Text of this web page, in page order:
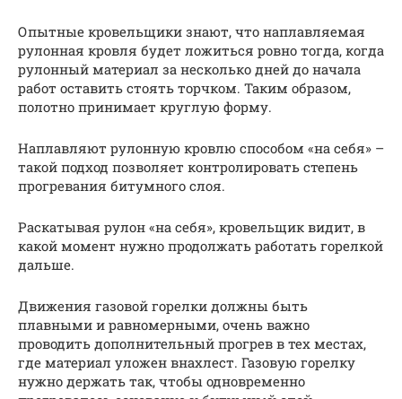
Опытные кровельщики знают, что наплавляемая
рулонная кровля будет ложиться ровно тогда, когда
рулонный материал за несколько дней до начала
работ оставить стоять торчком. Таким образом,
полотно принимает круглую форму.
Наплавляют рулонную кровлю способом «на себя» –
такой подход позволяет контролировать степень
прогревания битумного слоя.
Раскатывая рулон «на себя», кровельщик видит, в
какой момент нужно продолжать работать горелкой
дальше.
Движения газовой горелки должны быть
плавными и равномерными, очень важно
проводить дополнительный прогрев в тех местах,
где материал уложен внахлест. Газовую горелку
нужно держать так, чтобы одновременно